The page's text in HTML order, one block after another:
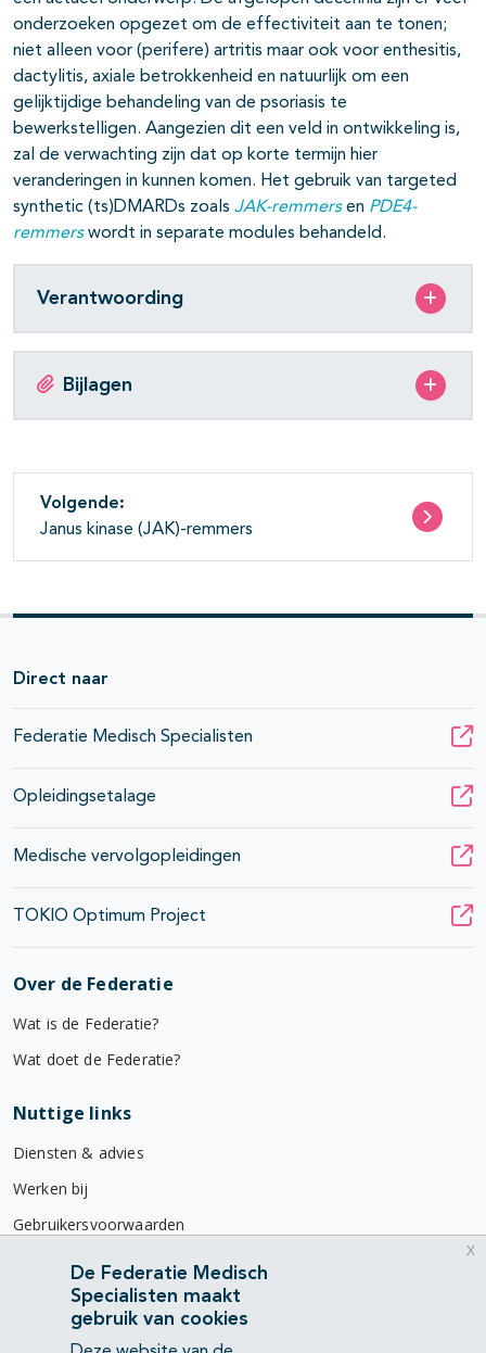
onderzoeken opgezet om de effectiviteit aan te tonen;
niet alleen voor (perifere) artritis maar ook voor enthesitis,
dactylitis, axiale betrokkenheid en natuurlijk om een
gelijktijdige behandeling van de psoriasis te
bewerkstelligen. Aangezien dit een veld in ontwikkeling is,
zal de verwachting zijn dat op korte termijn hier
veranderingen in kunnen komen. Het gebruik van targeted
synthetic (ts)DMARDs zoals JAK-remmersen PDE4-
remmerswordt in separate modules behandeld.
Verantwoording
Bijlagen
Volgende:
Janus kinase (JAK)-remmers
Direct naar
Federatie Medisch Specialisten
Opleidingsetalage
Medische vervolgopleidingen
TOKIO Optimum Project
Over de Federatie
Wat is de Federatie?
Wat doet de Federatie?
Nuttige links
Diensten & advies
Werken bij
Gebruikersvoorwaarden
Privacyverklaring
Contact
Mercatorlaan 1200
De Federatie Medisch
Specialisten maakt
gebruik van cookies
x